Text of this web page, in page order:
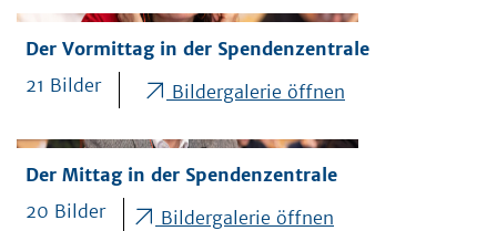
Der Vormittag in der Spendenzentrale
21 Bilder
Bildergalerie öffnen
Der Mittag in der Spendenzentrale
20 Bilder
Bildergalerie öffnen